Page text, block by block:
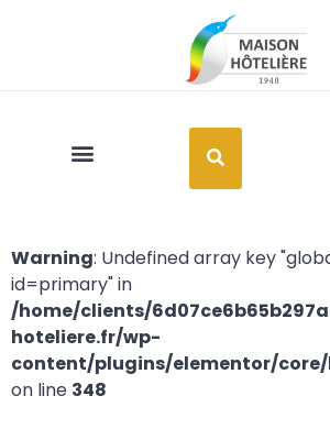
Warning: Undefined array key
id=primary" in
/home/clients/
hoteliere.fr/wp-
content/plugins/elementor/
on line 348